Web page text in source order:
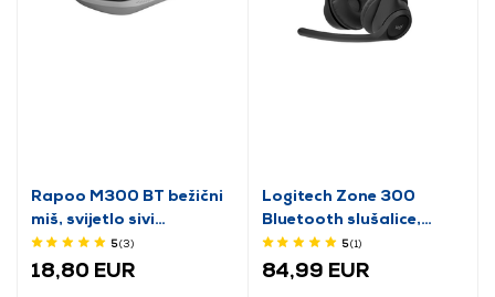
Rapoo M300 BT bežični
miš, svijetlo sivi
(184340) 5(3)
18,80 EUR
Logitech Zone 300
Bluetooth slušalice,
ponoćno crne (981-
001407)
5(1)
84,99 EUR